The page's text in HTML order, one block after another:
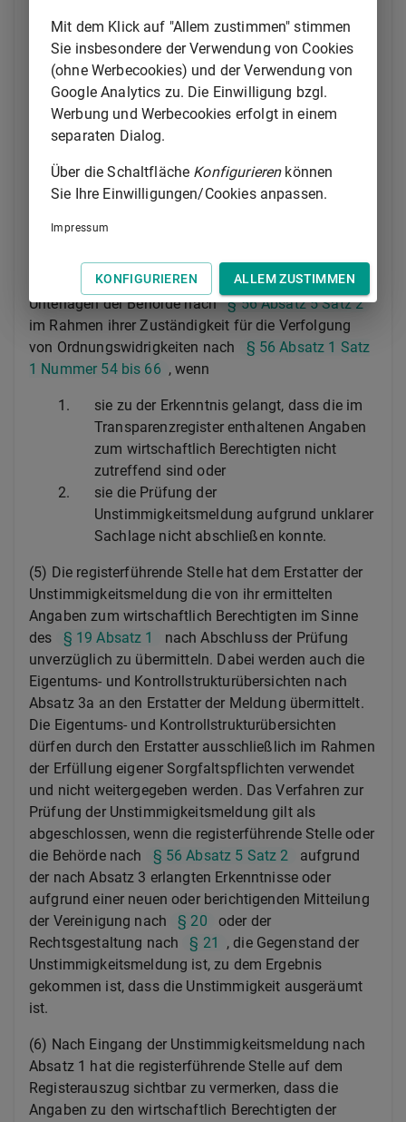
der Unstimmigkeitsmeldung erforderlich ist. Sie hat
diese Übersichten bis zum Ablauf von zwei Jahren
nach der Auflösung der Vereinigung nach § 20 und
der Rechtsgestaltung nach § 21 aufzubewahren
und danach zu löschen. Die Eigentums- und
Kontrollstrukturübersicht wird nicht Teil der
und Kontrollstrukturübersichten sollen den Stand
wiedergeben, der zum Abschluss der Prüfung der
Unstimmigkeitsmeldung vorgelegen hat.
(4) Die registerführende Stelle übergibt die
Unstimmigkeitsmeldung mit allen erforderlichen
Unterlagen der Behörde nach § 56 Absatz 5 Satz 2
im Rahmen ihrer Zuständigkeit für die Verfolgung
von Ordnungswidrigkeiten nach
§ 56 Absatz 1 Satz
1 Nummer 54 bis 66 , wenn
1.
sie zu der Erkenntnis gelangt, dass die im
Transparenzregister enthaltenen Angaben
zum wirtschaftlich Berechtigten nicht
zutreffend sind oder
2.
sie die Prüfung der
Unstimmigkeitsmeldung aufgrund unklarer
Sachlage nicht abschließen konnte.
(5) Die registerführende Stelle hat dem Erstatter der
Unstimmigkeitsmeldung die von ihr ermittelten
Angaben zum wirtschaftlich Berechtigten im Sinne
des
§ 19 Absatz 1
nach Abschluss der Prüfung
unverzüglich zu übermitteln. Dabei werden auch die
Eigentums- und Kontrollstrukturübersichten nach
Absatz 3a an den Erstatter der Meldung übermittelt.
Die Eigentums- und Kontrollstrukturübersichten
dürfen durch den Erstatter ausschließlich im Rahmen
der Erfüllung eigener Sorgfaltspflichten verwendet
und nicht weitergegeben werden. Das Verfahren zur
Prüfung der Unstimmigkeitsmeldung gilt als
abgeschlossen, wenn die registerführende Stelle oder
die Behörde nach
§ 56 Absatz 5 Satz 2
aufgrund
der nach Absatz 3 erlangten Erkenntnisse oder
aufgrund einer neuen oder berichtigenden Mitteilung
der Vereinigung nach
§ 20
oder der
Rechtsgestaltung nach
§ 21
, die Gegenstand der
Unstimmigkeitsmeldung ist, zu dem Ergebnis
gekommen ist, dass die Unstimmigkeit ausgeräumt
ist.
(6) Nach Eingang der Unstimmigkeitsmeldung nach
Absatz 1 hat die registerführende Stelle auf dem
Registerauszug sichtbar zu vermerken, dass die
Angaben zu den wirtschaftlich Berechtigten der
Mit dem Klick auf "Allem zustimmen" stimmen
Sie insbesondere der Verwendung von Cookies
(ohne Werbecookies) und der Verwendung von
Google Analytics zu. Die Einwilligung bzgl.
Werbung und Werbecookies erfolgt in einem
separaten Dialog.
Über die Schaltfläche Konfigurierenkönnen
Sie Ihre Einwilligungen/Cookies anpassen.
Impressum
KONFIGURIEREN ALLEM ZUSTIMMEN